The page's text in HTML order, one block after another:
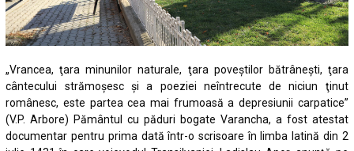
„Vrancea, ţara minunilor naturale, ţara poveştilor bătrâneşti, ţara
cântecului strămoşesc şi a poeziei neîntrecute de niciun ţinut
românesc, este partea cea mai frumoasă a depresiunii carpatice”
(V.P. Arbore) Pământul cu păduri bogate Varancha, a fost atestat
documentar pentru prima dată într-o scrisoare în limba latină din 2